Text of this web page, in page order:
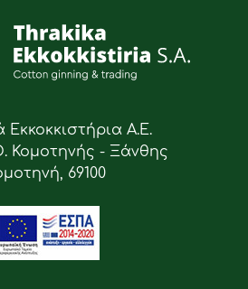
Εκκοκκιστήρια Α.Ε.
Κομοτηνής - Ξάνθης
69100